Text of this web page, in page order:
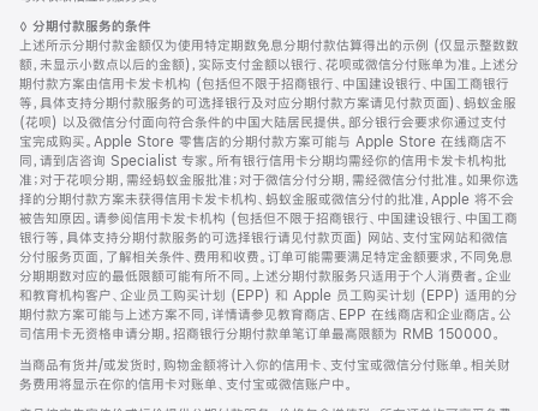
页
脚
脚
注
◊ 分期付款服务的条件
上述所示分期付款金额仅为使用特定期数免息分期付款估算得出的示例 (仅显示整数数
额，未显示小数点以后的金额)，实际支付金额以银行、花呗或微信分付账单为准。上述分
期付款方案由信用卡发卡机构 (包括但不限于招商银行、中国建设银行、中国工商银行
等，具体支持分期付款服务的可选择银行及对应分期付款方案请见付款页面)、蚂蚁金服
(花呗) 以及微信分付面向符合条件的中国大陆居民提供。部分银行会要求你通过支付
宝完成购买。Apple Store 零售店的分期付款方案可能与 Apple Store 在线商店不
同，请到店咨询 Specialist 专家。所有银行信用卡分期均需经你的信用卡发卡机构批
准；对于花呗分期，需经蚂蚁金服批准；对于微信分付分期，需经微信分付批准。如果你选
择的分期付款方案未获得信用卡发卡机构、蚂蚁金服或微信分付的批准，Apple 将不会
被告知原因。请参阅信用卡发卡机构 (包括但不限于招商银行、中国建设银行、中国工商
银行等，具体支持分期付款服务的可选择银行请见付款页面) 网站、支付宝网站和微信
分付服务页面，了解相关条件、费用和收费。订单可能需要满足特定金额要求，不同免息
分期期数对应的最低限额可能有所不同。上述分期付款服务只适用于个人消费者。企业
和教育机构客户、企业员工购买计划 (EPP) 和 Apple 员工购买计划 (EPP) 适用的分
期付款方案可能与上述方案不同，详情请参见教育商店、EPP 在线商店和企业商店。公
司信用卡无资格申请分期。招商银行分期付款单笔订单最高限额为 RMB 150000。
当商品有货并/或发货时，购物金额将计入你的信用卡、支付宝或微信分付账单。相关财
务费用将显示在你的信用卡对账单、支付宝或微信账户中。